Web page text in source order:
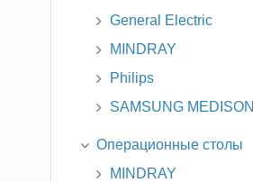
General Electric
MINDRAY
Philips
SAMSUNG MEDISON
Операционные столы
MINDRAY